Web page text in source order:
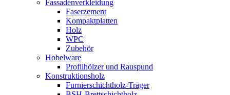
Fassadenverkleidung
Faserzement
Kompaktplatten
Holz
WPC
Zubehör
Hobelware
Profilhölzer und Rauspund
Konstruktionsholz
Furnierschichtholz-Träger